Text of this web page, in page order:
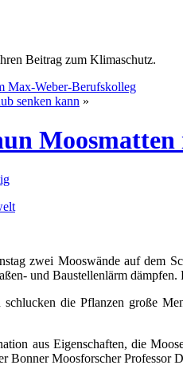
Beitrag zum Klimaschutz.
Max-Weber-Berufskolleg
senken kann »
zwei Mooswände auf dem
und Baustellenlärm
die Pflanzen große
aus Eigenschaften, die
Bonner Moosforscher Professor